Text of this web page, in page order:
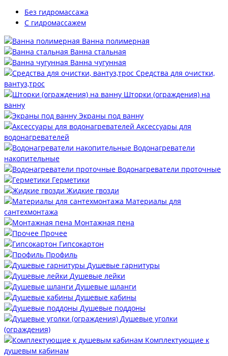
Без гидромассажа
С гидромассажем
Ванна полимерная
Ванна стальная
Ванна чугунная
Средства для очистки,
вантуз,трос
Шторки (ограждения) на
ванну
Экраны под ванну
Аксессуары для
водонагревателей
Водонагреватели
накопительные
Водонагреватели проточные
Герметики
Жидкие гвозди
Материалы для
сантехмонтажа
Монтажная пена
Прочее
Гипсокартон
Профиль
Душевые гарнитуры
Душевые лейки
Душевые шланги
Душевые кабины
Душевые поддоны
Душевые уголки
(ограждения)
Комплектующие к
душевым кабинам